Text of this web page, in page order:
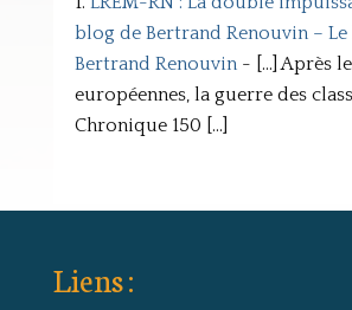
blog de Bertrand Renouvin –
Bertrand Renouvin- [...] Après
européennes, la guerre des
Chronique 150 [...]
Liens :